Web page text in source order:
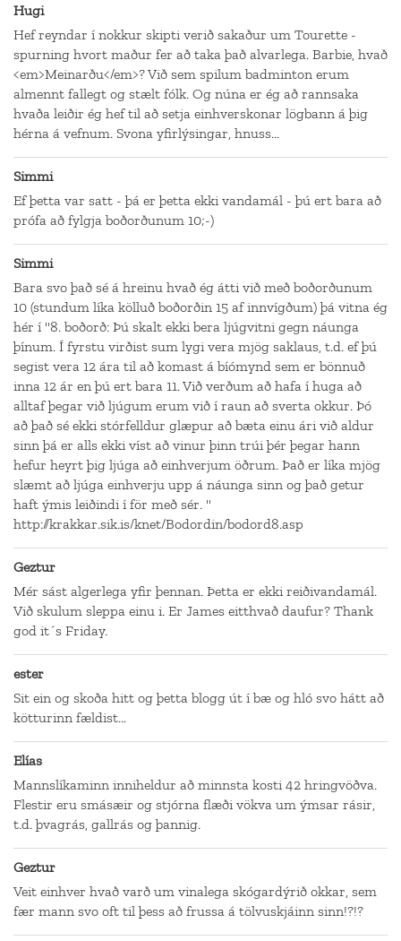
Hugi
Hef reyndar í nokkur skipti verið sakaður um Tourette -
spurning hvort maður fer að taka það alvarlega. Barbie, hvað
<em>Meinarðu</em>? Við sem spilum badminton erum
almennt fallegt og stælt fólk. Og núna er ég að rannsaka
hvaða leiðir ég hef til að setja einhverskonar lögbann á þig
hérna á vefnum. Svona yfirlýsingar, hnuss...
Simmi
Ef þetta var satt - þá er þetta ekki vandamál - þú ert bara að
prófa að fylgja boðorðunum 10;-)
Simmi
Bara svo það sé á hreinu hvað ég átti við með boðorðunum
10 (stundum líka kölluð boðorðin 15 af innvígðum) þá vitna ég
hér í "8. boðorð: Þú skalt ekki bera ljúgvitni gegn náunga
þínum. Í fyrstu virðist sum lygi vera mjög saklaus, t.d. ef þú
segist vera 12 ára til að komast á bíómynd sem er bönnuð
inna 12 ár en þú ert bara 11. Við verðum að hafa í huga að
alltaf þegar við ljúgum erum við í raun að sverta okkur. Þó
að það sé ekki stórfelldur glæpur að bæta einu ári við aldur
sinn þá er alls ekki víst að vinur þinn trúi þér þegar hann
hefur heyrt þig ljúga að einhverjum öðrum. Það er líka mjög
slæmt að ljúga einhverju upp á náunga sinn og það getur
haft ýmis leiðindi í för með sér. "
http://krakkar.sik.is/knet/Bodordin/bodord8.asp
Geztur
Mér sást algerlega yfir þennan. Þetta er ekki reiðivandamál.
Við skulum sleppa einu i. Er James eitthvað daufur? Thank
god it´s Friday.
ester
Sit ein og skoða hitt og þetta blogg út í bæ og hló svo hátt að
kötturinn fældist...
Elías
Mannslíkaminn inniheldur að minnsta kosti 42 hringvöðva.
Flestir eru smásæir og stjórna flæði vökva um ýmsar rásir,
t.d. þvagrás, gallrás og þannig.
Geztur
Veit einhver hvað varð um vinalega skógardýrið okkar, sem
fær mann svo oft til þess að frussa á tölvuskjáinn sinn!?!?